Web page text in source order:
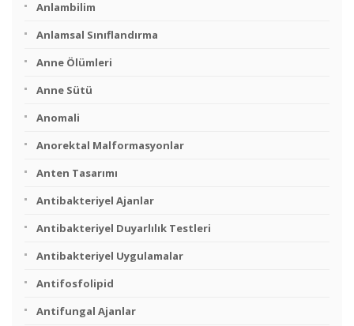
Anlambilim
Anlamsal Sınıflandırma
Anne Ölümleri
Anne Sütü
Anomali
Anorektal Malformasyonlar
Anten Tasarımı
Antibakteriyel Ajanlar
Antibakteriyel Duyarlılık Testleri
Antibakteriyel Uygulamalar
Antifosfolipid
Antifungal Ajanlar